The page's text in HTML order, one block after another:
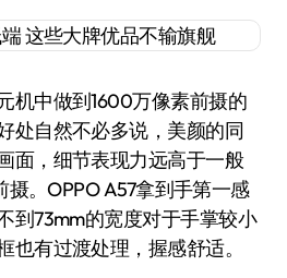
机中做到1600万像素前摄的
处自然不必多说，美颜的同
面，细节表现力远高于一般
。OPPO A57拿到手第一感
到73mm的宽度对于手掌较小
也有过渡处理，握感舒适。